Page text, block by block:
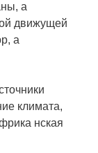
а
движущей
а
климата,
нская